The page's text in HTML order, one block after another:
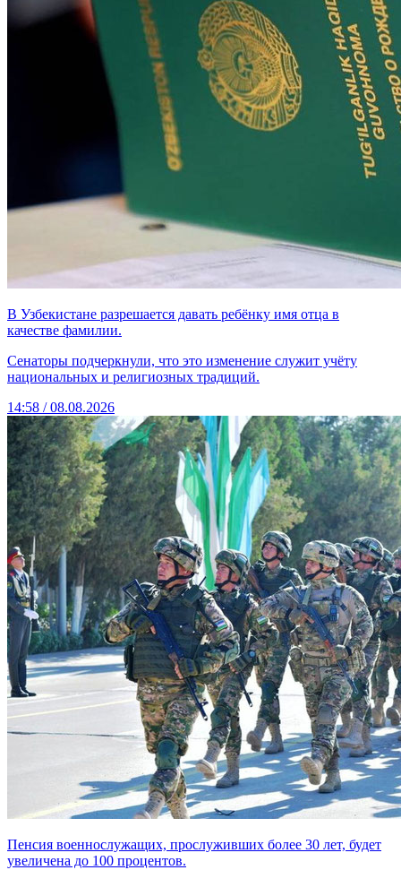
В Узбекистане разрешается давать ребёнку имя отца в
качестве фамилии.
Сенаторы подчеркнули, что это изменение служит учёту
национальных и религиозных традиций.
14:58 / 08.08.2026
Пенсия военнослужащих, прослуживших более 30 лет, будет
увеличена до 100 процентов.